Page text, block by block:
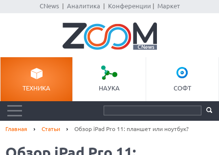
CNews| Аналитика Конференции Маркет
ТЕХНИКА НАУКА СОФТ
Главная Статьи Обзор iPad Pro 11: планшет или ноутбук?